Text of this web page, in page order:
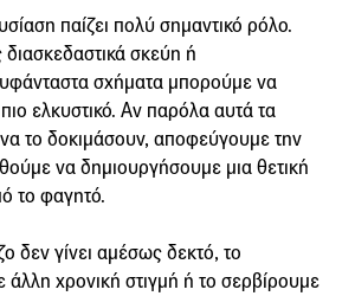
παίζει πολύ σημαντικό ρόλο.
σκεύη ή
σχήματα μπορούμε να
ελκυστικό. Αν παρόλα αυτά τα
να το δοκιμάσουν, αποφεύγουμε την
να δημιουργήσουμε μια θετική
το φαγητό.
δεν γίνει αμέσως δεκτό, το
χρονική στιγμή ή το σερβίρουμε